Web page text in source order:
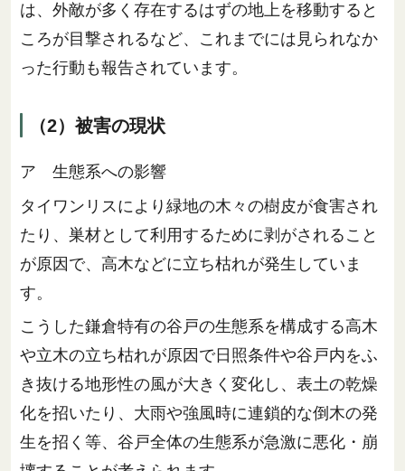
は、外敵が多く存在するはずの地上を移動すると
ころが目撃されるなど、これまでには見られなか
った行動も報告されています。
（2）被害の現状
ア 生態系への影響
タイワンリスにより緑地の木々の樹皮が食害され
たり、巣材として利用するために剥がされること
が原因で、高木などに立ち枯れが発生していま
す。
こうした鎌倉特有の谷戸の生態系を構成する高木
や立木の立ち枯れが原因で日照条件や谷戸内をふ
き抜ける地形性の風が大きく変化し、表土の乾燥
化を招いたり、大雨や強風時に連鎖的な倒木の発
生を招く等、谷戸全体の生態系が急激に悪化・崩